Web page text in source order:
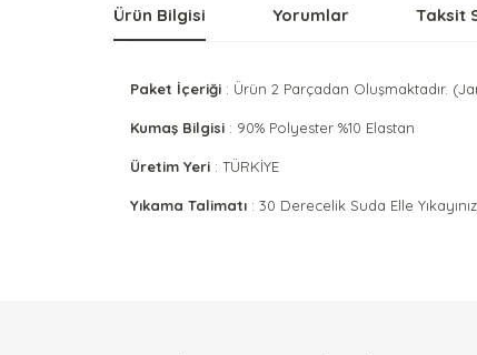
Ürün Bilgisi Yorumlar Taksit
Paket İçeriği : Ürün 2 Parçadan Oluşmaktadır.
Kumaş Bilgisi : 90% Polyester %10 Elastan
Üretim Yeri : TÜRKİYE
Yıkama Talimatı : 30 Derecelik Suda Elle